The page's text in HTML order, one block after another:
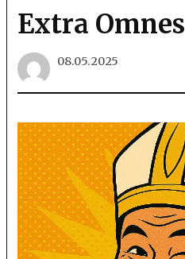
IN
​​Extra Omnes
08.05.2025